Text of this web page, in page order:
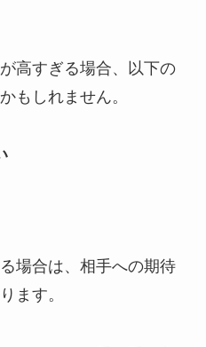
高すぎる場合、以下の
もしれません。
場合は、相手への期待
ます。